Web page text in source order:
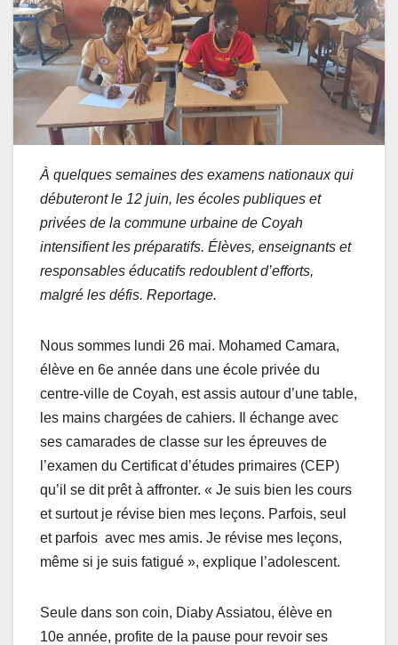
À quelques semaines des examens nationaux qui
débuteront le 12 juin, les écoles publiques et
privées de la commune urbaine de Coyah
intensifient les préparatifs. Élèves, enseignants et
responsables éducatifs redoublent d’efforts,
malgré les défis. Reportage.
Nous sommes lundi 26 mai. Mohamed Camara,
élève en 6e année dans une école privée du
centre-ville de Coyah, est assis autour d’une table,
les mains chargées de cahiers. Il échange avec
ses camarades de classe sur les épreuves de
l’examen du Certificat d’études primaires (CEP)
qu’il se dit prêt à affronter. « Je suis bien les cours
et surtout je révise bien mes leçons. Parfois, seul
et parfois avec mes amis. Je révise mes leçons,
même si je suis fatigué », explique l’adolescent.
Seule dans son coin, Diaby Assiatou, élève en
10e année, profite de la pause pour revoir ses